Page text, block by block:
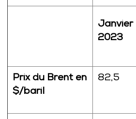
Janvier
2023
Prix du Brent en
$/baril
82,5